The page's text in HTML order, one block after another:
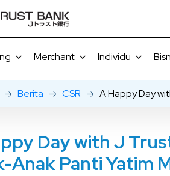
J
Merchant
Promo Merchant
Individu
Simpanan
Giro
Pinjaman
Berita CSR A Happy Day
Day with J
Anak Panti Yatim